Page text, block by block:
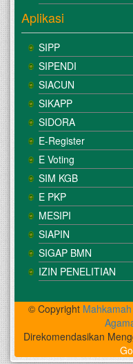
Aplikasi
SIPP
SIPENDI
SIACUN
SIKAPP
SIDORA
E-Register
E Voting
SIM KGB
E PKP
MESIPI
SIAPIN
SIGAP BMN
IZIN PENELITIAN
© Copyright
Direkomendasikan